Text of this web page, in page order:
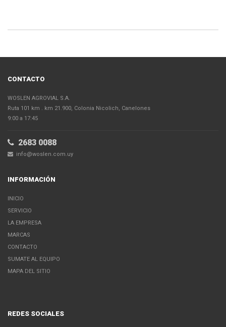
CONTACTO
WOSLEN AGROVIAL S.A.
Ruta 101 km . km 21.900, Colonia Nicolich, Canelones
9:00 a 17:45
2683 0088
info@woslen.com.uy
INFORMACIÓN
INICIO
SERVICIO
LA EMPRESA
MARCAS
CONTACTO
SUMATE AL EQUIPO
MAPA DEL SITIO
REDES SOCIALES